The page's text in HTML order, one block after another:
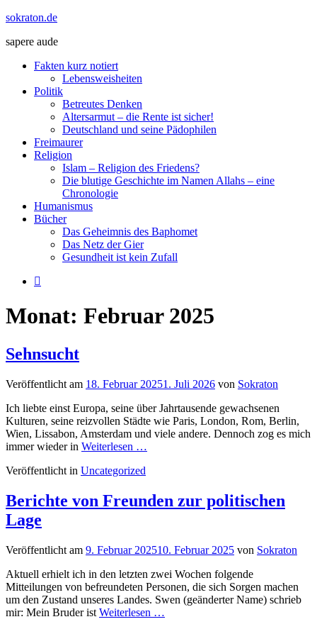
Zum
springen
sokraton.de
sapere aude
Menü
Fakten kurz notiert
Lebensweisheiten
Politik
Betreutes Denken
Altersarmut – die Rente ist sicher!
Deutschland und seine Pädophilen
Freimaurer
Religion
Islam – Religion des Friedens?
Die blutige Geschichte im Namen Allahs – eine
Chronologie
Humanismus
Bücher
Das Geheimnis des Baphomet
Das Netz der Gier
Gesundheit ist kein Zufall
Monat: Februar 2025
Sehnsucht
Veröffentlicht am 18. Februar 20251. Juli 2026 von Sokraton
Ich liebte einst Europa, seine über Jahrtausende gewachsenen
Kulturen, seine reizvollen Städte wie Paris, London, Rom, Berlin,
Wien, Lissabon, Amsterdam und viele andere. Dennoch zog es mich
immer wieder in Weiterlesen …
Veröffentlicht in Uncategorized
Berichte von Freunden zur politischen
Lage
Veröffentlicht am 9. Februar 202510. Februar 2025 von Sokraton
Aktuell erhielt ich in den letzten zwei Wochen folgende
Mitteilungen von befreundeten Personen, die sich Sorgen machen
um den Zustand unseres Landes. Swen (geänderter Name) schrieb
mir: Mein Bruder ist Weiterlesen …